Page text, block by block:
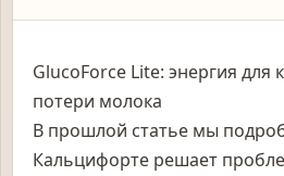
GlucoForce Lite: энергия для
потери молока
В прошлой статье мы
Кальцифорте решает